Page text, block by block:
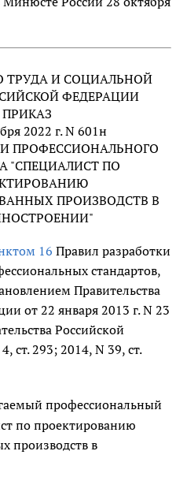
ТРУДА И СОЦИАЛЬНОЙ
ФЕДЕРАЦИИ
ПРИКАЗ
2022 г. N 601н
ПРОФЕССИОНАЛЬНОГО
"СПЕЦИАЛИСТ ПО
ПРОИЗВОДСТВ В
16 Правил разработки
стандартов,
Правительства
от 22 января 2013 г. N 23
Российской
ст. 293; 2014, N 39, ст.
профессиональный
по проектированию
производств в